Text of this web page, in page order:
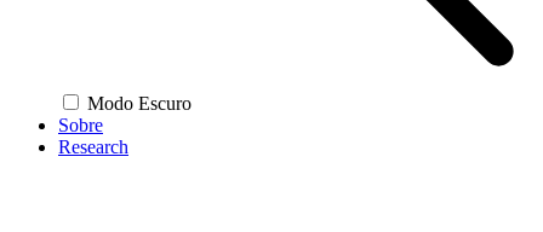
Modo Escuro
Sobre
Research